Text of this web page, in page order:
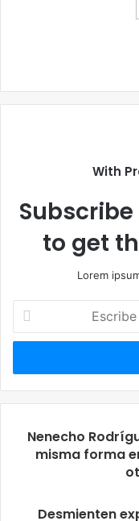
With
to get
Lorem
correo
Nenecho
misma forma
Desmienten